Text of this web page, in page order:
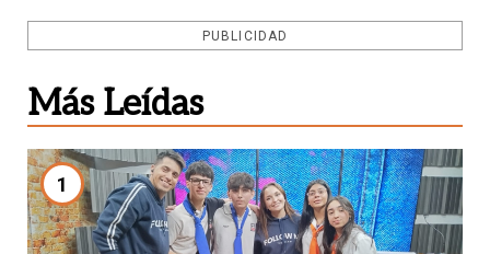
PUBLICIDAD
Más Leídas
1